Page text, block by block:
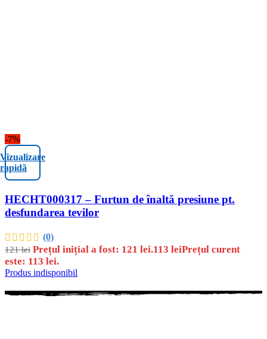
-7%
Vizualizare
rapidă
HECHT000317 – Furtun de înaltă presiune pt.
desfundarea tevilor
(0)
121lei Prețul inițial a fost: 121 lei.113 leiPrețul curent
este: 113 lei.
Produs indisponibil